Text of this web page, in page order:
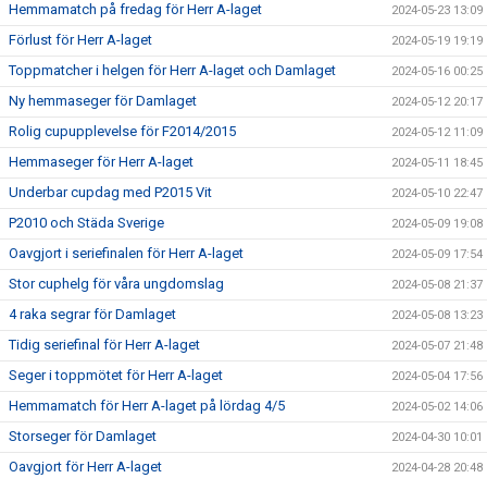
Hemmamatch på fredag för Herr A-laget 2024-05-23 13:09
Förlust för Herr A-laget 2024-05-19 19:19
Toppmatcher i helgen för Herr A-laget och Damlaget 2024-05-16 00:25
Ny hemmaseger för Damlaget 2024-05-12 20:17
Rolig cupupplevelse för F2014/2015 2024-05-12 11:09
Hemmaseger för Herr A-laget 2024-05-11 18:45
Underbar cupdag med P2015 Vit 2024-05-10 22:47
P2010 och Städa Sverige 2024-05-09 19:08
Oavgjort i seriefinalen för Herr A-laget 2024-05-09 17:54
Stor cuphelg för våra ungdomslag 2024-05-08 21:37
4 raka segrar för Damlaget 2024-05-08 13:23
Tidig seriefinal för Herr A-laget 2024-05-07 21:48
Seger i toppmötet för Herr A-laget 2024-05-04 17:56
Hemmamatch för Herr A-laget på lördag 4/5 2024-05-02 14:06
Storseger för Damlaget 2024-04-30 10:01
Oavgjort för Herr A-laget 2024-04-28 20:48